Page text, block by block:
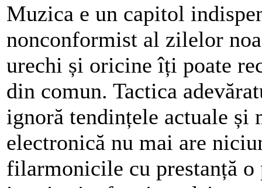
Muzica e un capitol
nonconformist al zilelor
urechi și oricine îți poate
din comun. Tactica
ignoră tendințele actuale și
electronică nu mai are
filarmonicile cu prestanță o